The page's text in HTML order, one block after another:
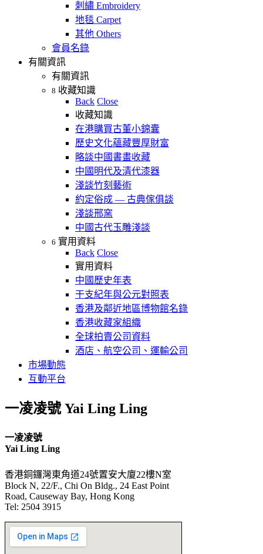
刺繡 Embroidery
地毯 Carpet
其他 Others
會員名錄
有關資訊
有關資訊
8 收藏知識
Back Close
收藏知識
在港購買古董小錦囊
歷史文化蘊藏豐厚財富
略談中國書畫收藏
中國明代及清代漆器
淺談竹刻藝術
約定俗成 — 古典傢俱談
淺談邢窯
中國古代玉雕淺談
6 實用資料
Back Close
實用資料
中國歷史年表
干支紀年與公元對照表
香港及鄰近地區博物館名錄
香港收藏家組織
全球拍賣公司資料
酒店、航空公司、運輸公司
市場動態
互動平台
一凌凌號 Yai Ling Ling
一凌凌號
Yai Ling Ling
香港銅鑼灣東角道24號置安大廈22樓N室
Block N, 22/F., Chi On Bldg., 24 East Point
Road, Causeway Bay, Hong Kong
Tel: 2504 3915